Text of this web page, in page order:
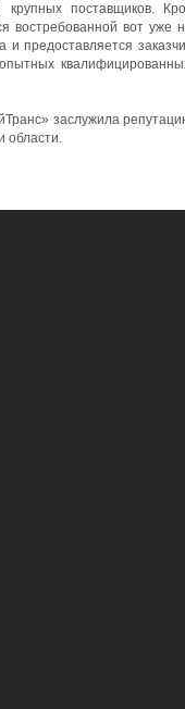
поставщиков.
востребованной вот уже
и предоставляется
заслужила
области.